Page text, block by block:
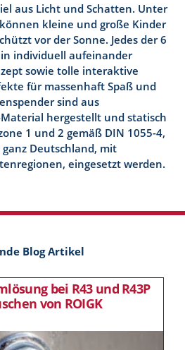
aus Licht und Schatten. Unter
kleine und große Kinder
vor der Sonne. Jedes der 6
individuell aufeinander
sowie tolle interaktive
für massenhaft Spaß und
sind aus
hergestellt und statisch
1 und 2 gemäß DIN 1055-4,
Deutschland, mit
eingesetzt werden.
Blog Artikel
bei R43 und R43P
von ROIGK